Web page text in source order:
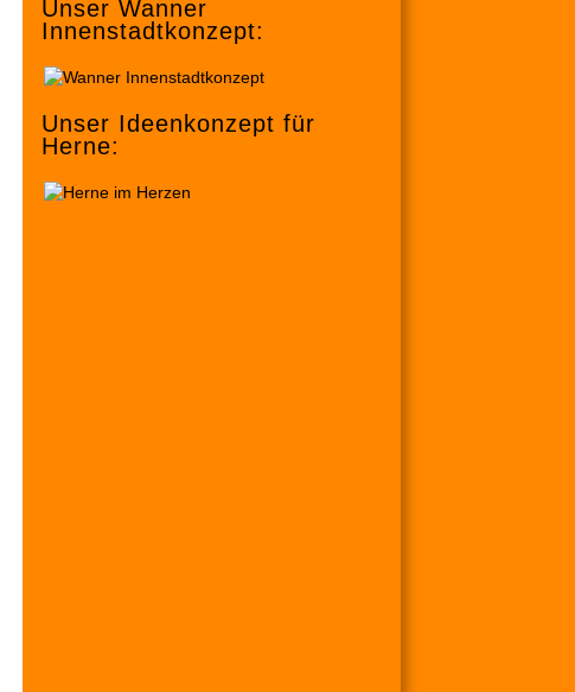
Unser Wanner
Innenstadtkonzept:
Unser Ideenkonzept für
Herne: